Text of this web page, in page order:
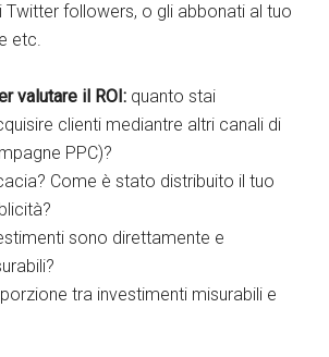
followers, o gli abbonati al tuo
etc.
valutare il ROI: quanto stai
clienti mediantre altri canali di
PPC)?
Come è stato distribuito il tuo
sono direttamente e
tra investimenti misurabili e